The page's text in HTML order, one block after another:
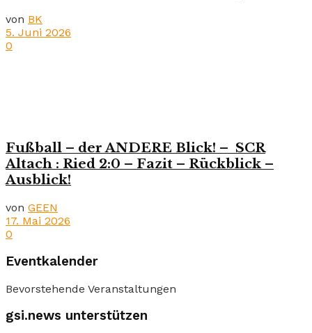
von BK
5. Juni 2026
0
Fußball – der ANDERE Blick! – SCR
Altach : Ried 2:0 – Fazit – Rückblick –
Ausblick!
von GEEN
17. Mai 2026
0
Eventkalender
Bevorstehende Veranstaltungen
gsi.news unterstützen